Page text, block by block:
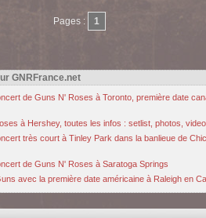
Pages : 1
GNRFrance.net
de Guns N' Roses à Toronto, première date
à Hershey, toutes les infos : setlist, photos,
très court à Tinley Park dans la banlieue de
de Guns N' Roses à Saratoga Springs
avec la première date américaine à Raleigh en